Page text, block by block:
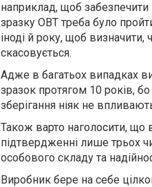
наприклад, щоб забезпечити
зразку ОВТ треба було
іноді й року, щоб
скасовується.
Адже в багатьох випадках
зразок протягом 10 років,
зберігання ніяк не
Також варто наголосити, що
підтвердженні лише трьох
особового складу та
Виробник бере на себе